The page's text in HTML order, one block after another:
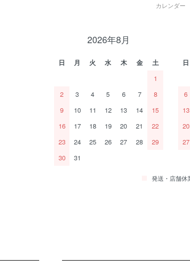
カレンダー
2026年8月
日 月 火 水 木 金
土
1
2
3 4 5 6 7
8
9
10 11 12 13 14
15
16
17 18 19 20 21
22
23
24 25 26 27 28
29
30
31
日
6
13
20
27
発送・店舗休